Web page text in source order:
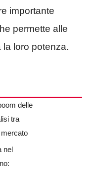
importante
permette alle
la loro potenza.
delle
tra
nel